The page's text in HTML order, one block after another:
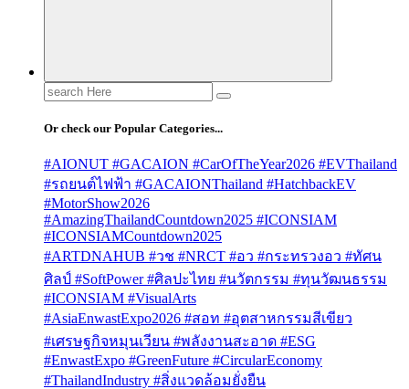
Search
for:
Or check our Popular Categories...
#AIONUT #GACAION #CarOfTheYear2026 #EVThailand
#รถยนต์ไฟฟ้า #GACAIONThailand #HatchbackEV
#MotorShow2026
#AmazingThailandCountdown2025 #ICONSIAM
#ICONSIAMCountdown2025
#ARTDNAHUB #วช #NRCT #อว #กระทรวงอว #ทัศน
ศิลป์ #SoftPower #ศิลปะไทย #นวัตกรรม #ทุนวัฒนธรรม
#ICONSIAM #VisualArts
#AsiaEnwastExpo2026 #สอท #อุตสาหกรรมสีเขียว
#เศรษฐกิจหมุนเวียน #พลังงานสะอาด #ESG
#EnwastExpo #GreenFuture #CircularEconomy
#ThailandIndustry #สิ่งแวดล้อมยั่งยืน